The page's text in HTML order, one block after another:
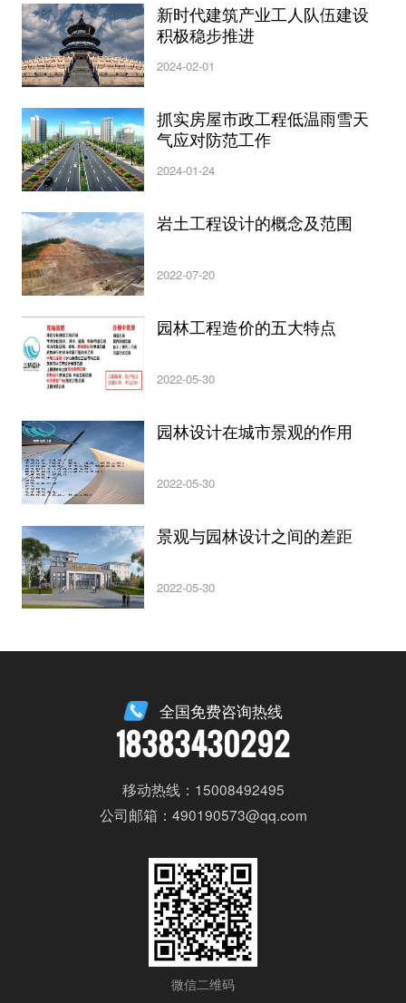
新时代建筑产业工人队伍建设
积极稳步推进
2024-02-01
抓实房屋市政工程低温雨雪天
气应对防范工作
2024-01-24
岩土工程设计的概念及范围
2022-07-20
园林工程造价的五大特点
2022-05-30
园林设计在城市景观的作用
2022-05-30
景观与园林设计之间的差距
2022-05-30
全国免费咨询热线
18383430292
移动热线：15008492495
公司邮箱：490190573@qq.com
微信二维码